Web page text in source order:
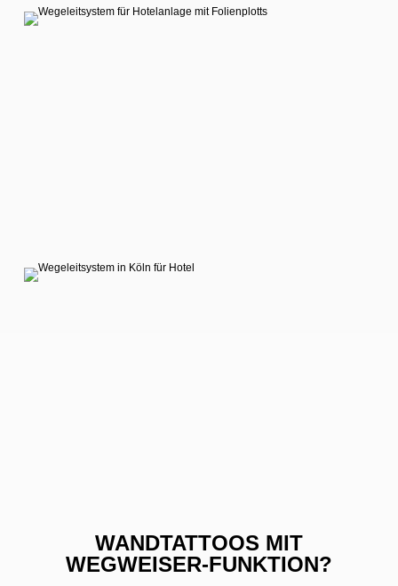
WANDTATTOOS MIT
WEGWEISER-FUNKTION?